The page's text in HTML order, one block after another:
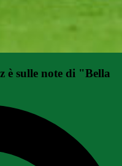
è sulle note di "Bella